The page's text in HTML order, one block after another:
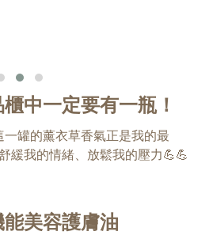
中一定要有一瓶！
罐的薰衣草香氣正是我的最
緩我的情緒、放鬆我的壓力💪💪
美容護膚油